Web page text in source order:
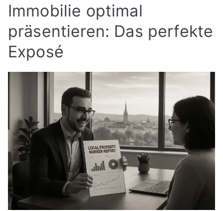
Immobilie optimal
präsentieren: Das perfekte
Exposé